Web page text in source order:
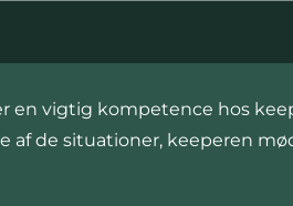
en vigtig kompetence hos
af de situationer, keeperen